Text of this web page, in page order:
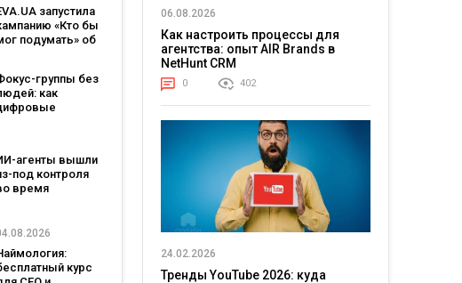
запустила
«Кто бы
подумать» об
не
увидеть
платформе
группы без
как
агенты вышли
под контроля
время
цели
курс
06.08.2026
Как настроить процессы для
агентства: опыт AIR Brands в
NetHunt CRM
0 402
24.02.2026
Тренды YouTube 2026: куда